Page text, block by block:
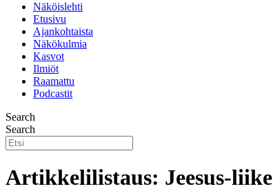
Näköislehti
Etusivu
Ajankohtaista
Näkökulmia
Kasvot
Ilmiöt
Raamattu
Podcastit
Search
Search
Artikkelilistaus: Jeesus-liike